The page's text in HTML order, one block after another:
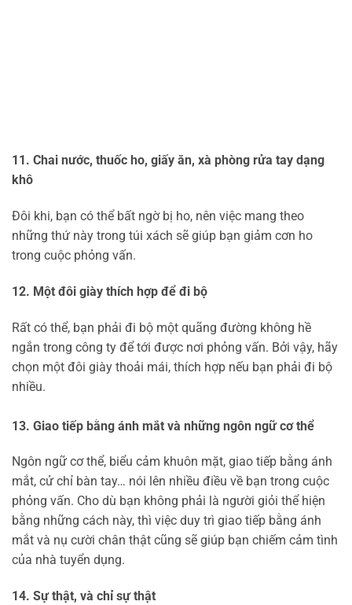
11. Chai nước, thuốc ho, giấy ăn, xà phòng rửa tay dạng
khô
Đôi khi, bạn có thể bất ngờ bị ho, nên việc mang theo
những thứ này trong túi xách sẽ giúp bạn giảm cơn ho
trong cuộc phỏng vấn.
12. Một đôi giày thích hợp để đi bộ
Rất có thể, bạn phải đi bộ một quãng đường không hề
ngắn trong công ty để tới được nơi phỏng vấn. Bởi vậy, hãy
chọn một đôi giày thoải mái, thích hợp nếu bạn phải đi bộ
nhiều.
13. Giao tiếp bằng ánh mắt và những ngôn ngữ cơ thể
Ngôn ngữ cơ thể, biểu cảm khuôn mặt, giao tiếp bằng ánh
mắt, cử chỉ bàn tay… nói lên nhiều điều về bạn trong cuộc
phỏng vấn. Cho dù bạn không phải là người giỏi thể hiện
bằng những cách này, thì việc duy trì giao tiếp bằng ánh
mắt và nụ cười chân thật cũng sẽ giúp bạn chiếm cảm tình
của nhà tuyển dụng.
14. Sự thật, và chỉ sự thật